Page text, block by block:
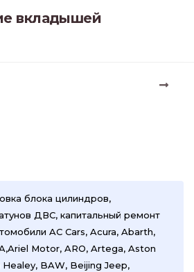
вкладышей
блока цилиндров,
ДВС, капитальный ремонт
AC Cars, Acura, Abarth,
Motor, ARO, Artega, Aston
Healey, BAW, Beijing Jeep,